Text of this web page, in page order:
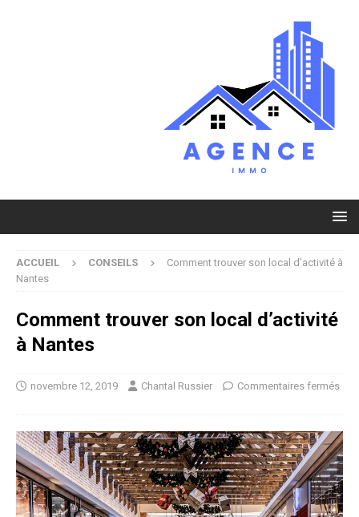
ACCUEIL CONSEILS
Comment trouver son local d’activité à
Nantes
Comment trouver son local d’activité
à Nantes
novembre 12, 2019 Chantal Russier Commentaires fermés